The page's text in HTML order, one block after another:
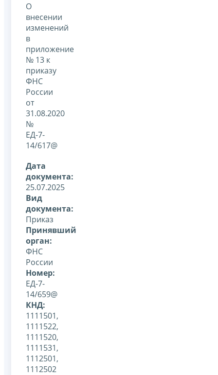
О
внесении
изменений
в
приложение
№ 13 к
приказу
ФНС
России
от
31.08.2020
№
ЕД-7-
14/617@
Дата
документа:
25.07.2025
Вид
документа:
Приказ
Принявший
орган:
ФНС
России
Номер:
ЕД-7-
14/659@
КНД:
1111501,
1111522,
1111520,
1111531,
1112501,
1112502